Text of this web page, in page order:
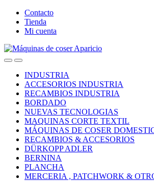
Skip
navigation
Skip
content
Contacto
Tienda
Mi cuenta
OpenClose
INDUSTRIA
ACCESORIOS INDUSTRIA
RECAMBIOS INDUSTRIA
BORDADO
NUEVAS TECNOLOGIAS
MAQUINAS CORTE TEXTIL
MÁQUINAS DE COSER
RECAMBIOS & ACCESORIOS
DÜRKOPP ADLER
BERNINA
PLANCHA
MERCERIA , PATCHWORK &